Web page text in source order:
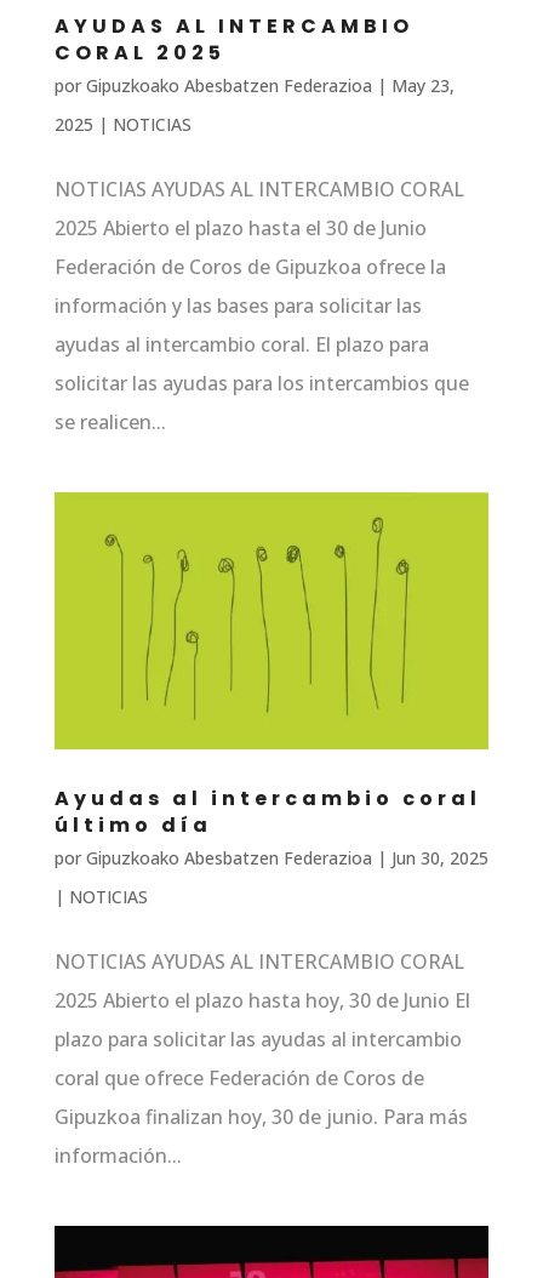
AYUDAS AL INTERCAMBIO
CORAL 2025
por Gipuzkoako Abesbatzen Federazioa | May 23,
2025 | NOTICIAS
NOTICIAS AYUDAS AL INTERCAMBIO CORAL
2025 Abierto el plazo hasta el 30 de Junio
Federación de Coros de Gipuzkoa ofrece la
información y las bases para solicitar las
ayudas al intercambio coral. El plazo para
solicitar las ayudas para los intercambios que
se realicen...
Ayudas al intercambio coral
último día
por Gipuzkoako Abesbatzen Federazioa | Jun 30, 2025
| NOTICIAS
NOTICIAS AYUDAS AL INTERCAMBIO CORAL
2025 Abierto el plazo hasta hoy, 30 de Junio El
plazo para solicitar las ayudas al intercambio
coral que ofrece Federación de Coros de
Gipuzkoa finalizan hoy, 30 de junio. Para más
información...